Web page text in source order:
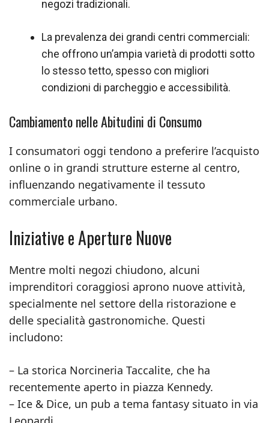
negozi tradizionali.
La prevalenza dei grandi centri commerciali:
che offrono un’ampia varietà di prodotti sotto
lo stesso tetto, spesso con migliori
condizioni di parcheggio e accessibilità.
Cambiamento nelle Abitudini di Consumo
I consumatori oggi tendono a preferire l’acquisto
online o in grandi strutture esterne al centro,
influenzando negativamente il tessuto
commerciale urbano.
Iniziative e Aperture Nuove
Mentre molti negozi chiudono, alcuni
imprenditori coraggiosi aprono nuove attività,
specialmente nel settore della ristorazione e
delle specialità gastronomiche. Questi
includono:
– La storica Norcineria Taccalite, che ha
recentemente aperto in piazza Kennedy.
– Ice & Dice, un pub a tema fantasy situato in via